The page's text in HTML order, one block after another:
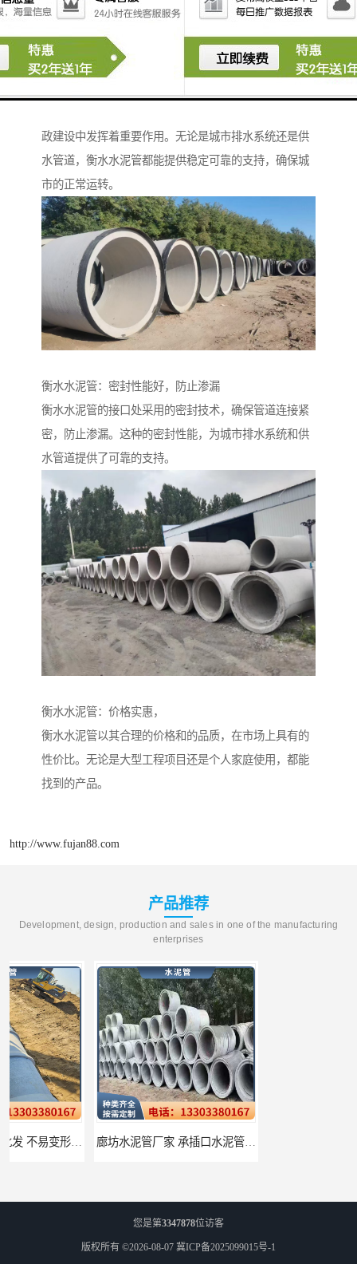
政建设中发挥着重要作用。无论是城市排水系统还是供
水管道，衡水水泥管都能提供稳定可靠的支持，确保城
市的正常运转。
衡水水泥管：密封性能好，防止渗漏
衡水水泥管的接口处采用的密封技术，确保管道连接紧
密，防止渗漏。这种的密封性能，为城市排水系统和供
水管道提供了可靠的支持。
衡水水泥管：价格实惠，
衡水水泥管以其合理的价格和的品质，在市场上具有的
性价比。无论是大型工程项目还是个人家庭使用，都能
找到的产品。
http://www.fujan88.com
产品推荐
Development, design, production and sales in one of the manufacturing
enterprises
廊坊水泥管厂家 承插口水泥管 抗滑移性能稳定可靠
您是第3347878位访客
版权所有 ©2026-08-07 冀ICP备2025099015号-1